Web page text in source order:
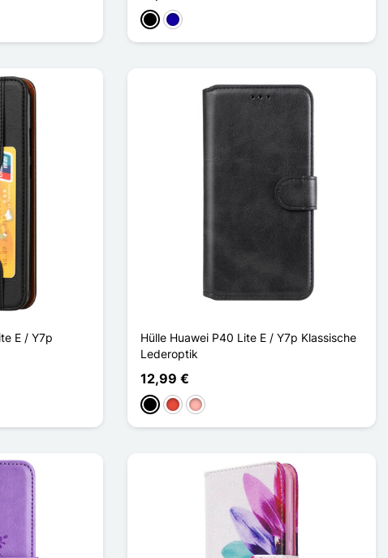
SchwarzDunkelblau
E / Y7p
Hülle Huawei P40 Lite E / Y7p Klassische
Lederoptik
12,99 €
Schwarz
Rot Roségold